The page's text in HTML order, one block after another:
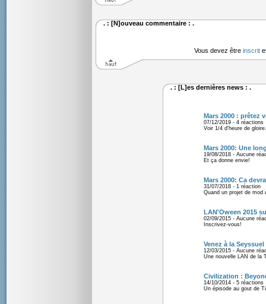
. : [N]ouveau commentaire : .
Vous devez être inscrit
. : [L]es dernières news : .
Mars 2000 : prêtez
07/12/2019 - 4 réactions
Voir 1/4 d'heure de
Mars 2000: Une
19/08/2018 - Aucune
Et ça donne envie!
Mars 2000: Ca
31/07/2018 - 1 réaction
Quand un projet de mod
LAN'Oween 2015
02/09/2015 - Aucune
Inscrivez-vous!
Venez à la
12/03/2015 - Aucune
Une nouvelle LAN de la
Civilization :
14/10/2014 - 5 réactions
Un épisode au gout de